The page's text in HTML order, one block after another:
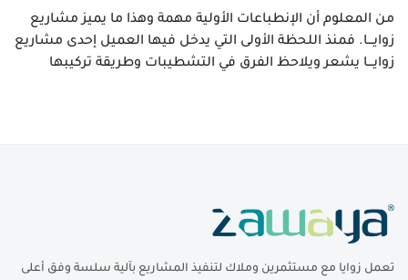
من المعلوم أن الإنطباعات الأولية مهمة وهذا ما يميز مشاريع
زوايـــا. فمنذ اللحظة الأولى التي يدخل فيها العميل إحدى مشاريع
زوايـــا يشعر ويلاحظ الفرق في التشطيبات وطريقة تركيبها
تعمل زوايا مع مستثمرين وملاك لتنفيذ المشاريع بآلية سلسة وفق أعلى